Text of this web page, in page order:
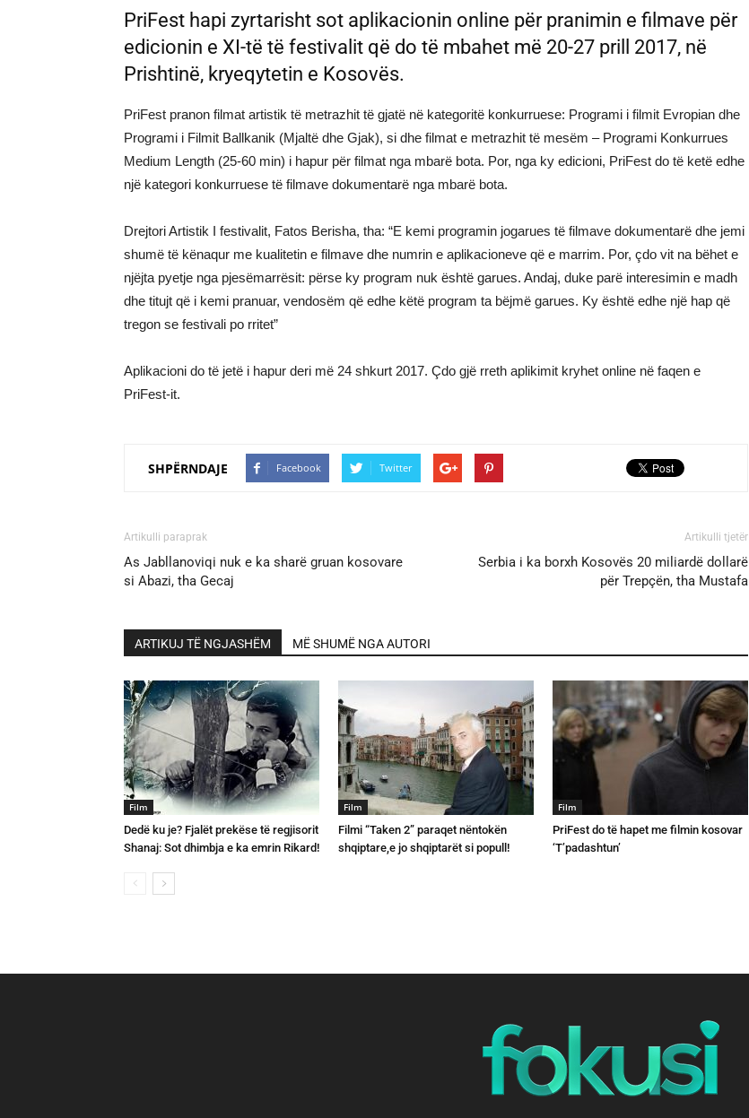
PriFest hapi zyrtarisht sot aplikacionin online për pranimin e filmave për
edicionin e XI-të të festivalit që do të mbahet më 20-27 prill 2017, në
Prishtinë, kryeqytetin e Kosovës.
PriFest pranon filmat artistik të metrazhit të gjatë në kategoritë konkurruese: Programi i filmit Evropian dhe
Programi i Filmit Ballkanik (Mjaltë dhe Gjak), si dhe filmat e metrazhit të mesëm – Programi Konkurrues
Medium Length (25-60 min) i hapur për filmat nga mbarë bota. Por, nga ky edicioni, PriFest do të ketë edhe
një kategori konkurruese të filmave dokumentarë nga mbarë bota.
Drejtori Artistik I festivalit, Fatos Berisha, tha: “E kemi programin jogarues të filmave dokumentarë dhe jemi
shumë të kënaqur me kualitetin e filmave dhe numrin e aplikacioneve që e marrim. Por, çdo vit na bëhet e
njëjta pyetje nga pjesëmarrësit: përse ky program nuk është garues. Andaj, duke parë interesimin e madh
dhe titujt që i kemi pranuar, vendosëm që edhe këtë program ta bëjmë garues. Ky është edhe një hap që
tregon se festivali po rritet”
Aplikacioni do të jetë i hapur deri më 24 shkurt 2017. Çdo gjë rreth aplikimit kryhet online në faqen e
PriFest-it.
SHPËRNDAJE Facebook Twitter
Artikulli paraprak
As Jabllanoviqi nuk e ka sharë gruan kosovare
si Abazi, tha Gecaj
Artikulli tjetër
Serbia i ka borxh Kosovës 20 miliardë dollarë
për Trepçën, tha Mustafa
ARTIKUJ TË NGJASHËM MË SHUMË NGA AUTORI
Film
Dedë ku je? Fjalët prekëse të regjisorit
Shanaj: Sot dhimbja e ka emrin Rikard!
Film
Filmi “Taken 2” paraqet nëntokën
shqiptare,e jo shqiptarët si popull!
Film
PriFest do të hapet me filmin kosovar
‘T’padashtun’